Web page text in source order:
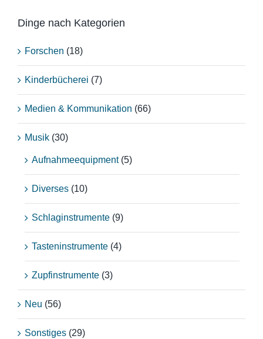
Dinge nach Kategorien
Forschen (18)
Kinderbücherei (7)
Medien & Kommunikation (66)
Musik (30)
Aufnahmeequipment (5)
Diverses (10)
Schlaginstrumente (9)
Tasteninstrumente (4)
Zupfinstrumente (3)
Neu (56)
Sonstiges (29)